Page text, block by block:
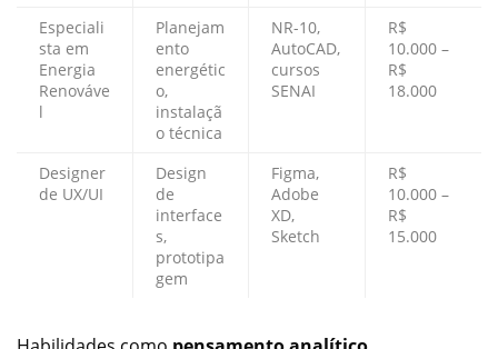
Especiali
sta em
Energia
Renováve
l
Planejam
ento
energétic
o,
instalaçã
o técnica
NR-10,
AutoCAD,
cursos
SENAI
R$
10.000 –
R$
18.000
Designer
de UX/UI
Design
de
interface
s,
prototipa
gem
Figma,
Adobe
XD,
Sketch
R$
10.000 –
R$
15.000